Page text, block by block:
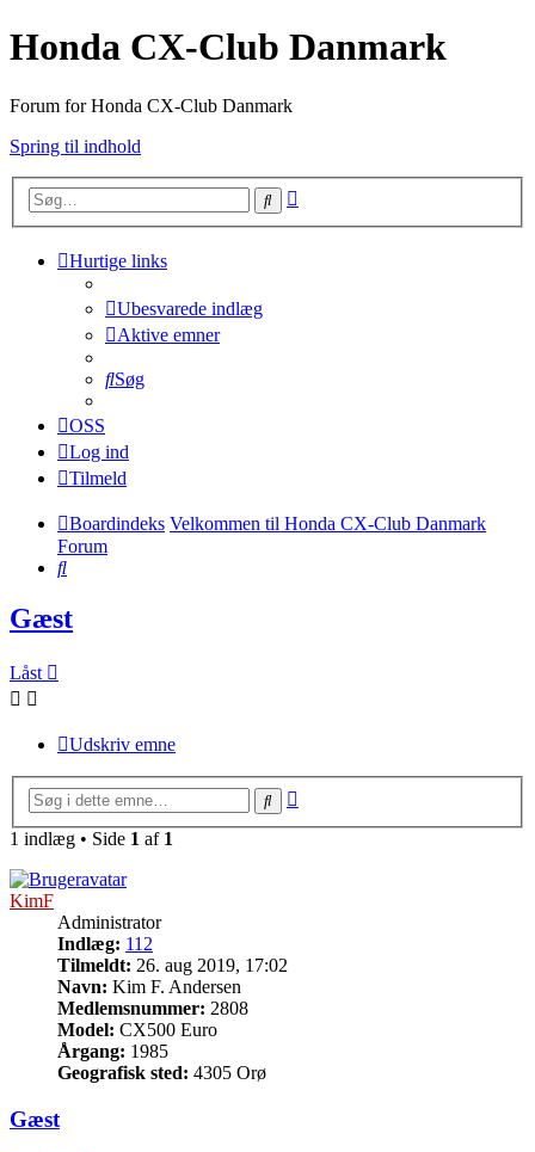
Honda CX-Club Danmark
Forum for Honda CX-Club Danmark
Spring til indhold
Søg
Hurtige links
Ubesvarede indlæg
Aktive emner
Søg
OSS
Log ind
Tilmeld
Boardindeks Velkommen til Honda CX-Club Danmark
Forum
Søg
Gæst
Låst
Udskriv emne
Søg
1 indlæg • Side 1 af 1
KimF
Administrator
Indlæg: 112
Tilmeldt: 26. aug 2019, 17:02
Navn: Kim F. Andersen
Medlemsnummer: 2808
Model: CX500 Euro
Årgang: 1985
Geografisk sted: 4305 Orø
Gæst